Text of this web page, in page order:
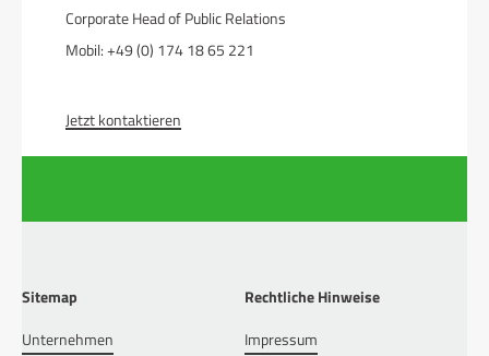
Corporate Head of Public Relations
Mobil: +49 (0) 174 18 65 221
Jetzt kontaktieren
Sitemap
Unternehmen
Rechtliche Hinweise
Impressum